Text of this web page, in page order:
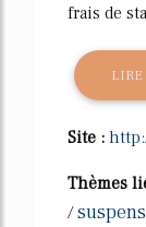
frais de
LIRE
Site :
Thèmes
/